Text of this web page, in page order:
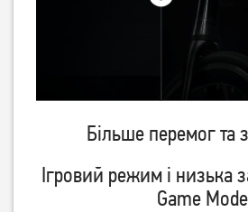
Більше перемог та
Ігровий режим і низька
Game Mode